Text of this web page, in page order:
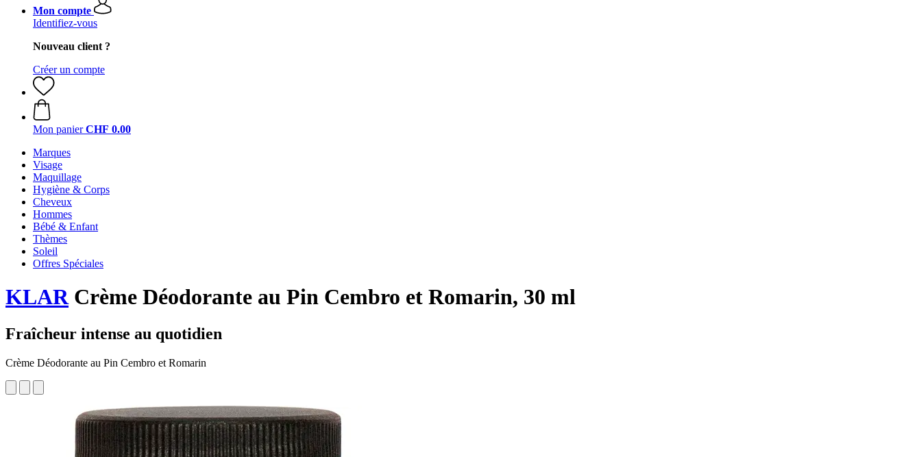
Mon compte
Identifiez-vous
Nouveau client ?
Créer un compte
Mon panier CHF 0.00
Marques
Visage
Maquillage
Hygiène & Corps
Cheveux
Hommes
Bébé & Enfant
Thèmes
Soleil
Offres Spéciales
KLARCrème Déodorante au Pin Cembro et Romarin, 30 ml
Fraîcheur intense au quotidien
Crème Déodorante au Pin Cembro et Romarin